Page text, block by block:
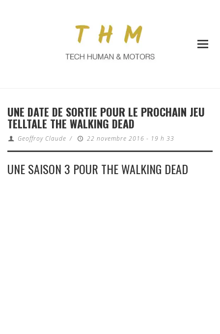
UNE DATE DE SORTIE POUR LE PROCHAIN JEU
TELLTALE THE WALKING DEAD
Geoffroy Claude / 22 novembre 2016 - 19 h 33
UNE SAISON 3 POUR THE WALKING DEAD